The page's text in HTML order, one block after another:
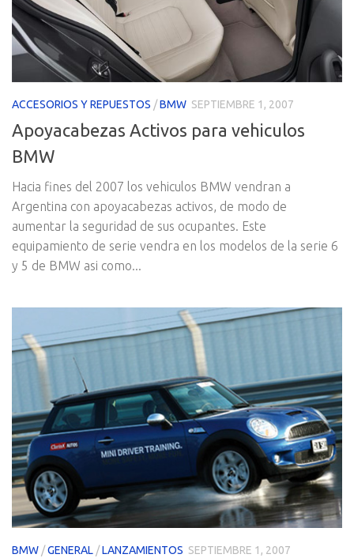
ACCESORIOS Y REPUESTOS /BMW SEPTIEMBRE 1, 2007
Apoyacabezas Activos para vehiculos
BMW
Hacia fines del 2007 los vehiculos BMW vendran a
Argentina con apoyacabezas activos, de modo de
aumentar la seguridad de sus ocupantes. Este
equipamiento de serie vendra en los modelos de la serie 6
y 5 de BMW asi como...
BMW /GENERAL /LANZAMIENTOS SEPTIEMBRE 1, 2007